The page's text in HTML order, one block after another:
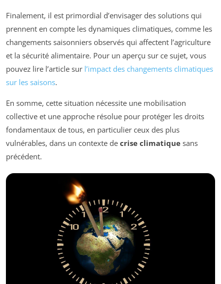
Finalement, il est primordial d’envisager des solutions qui
prennent en compte les dynamiques climatiques, comme les
changements saisonniers observés qui affectent l’agriculture
et la sécurité alimentaire. Pour un aperçu sur ce sujet, vous
pouvez lire l’article sur l’impact des changements climatiques
sur les saisons.
En somme, cette situation nécessite une mobilisation
collective et une approche résolue pour protéger les droits
fondamentaux de tous, en particulier ceux des plus
vulnérables, dans un contexte de crise climatique sans
précédent.